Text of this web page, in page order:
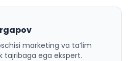
marketing va ta’lim
tajribaga ega ekspert.